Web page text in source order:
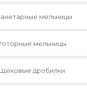
мельницы
дробилки
мельницы